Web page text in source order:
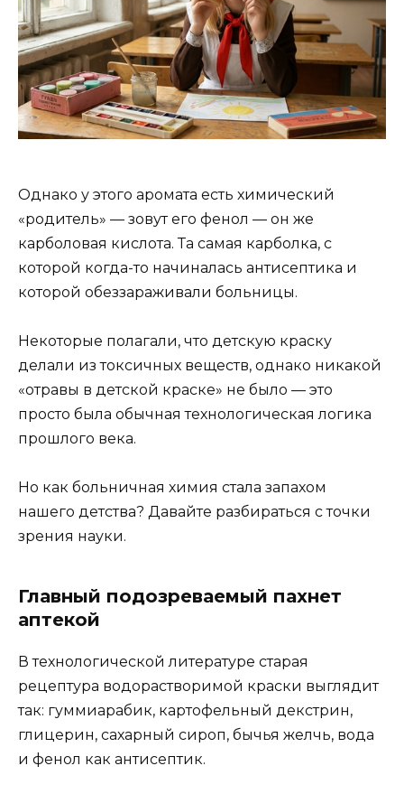
Однако у этого аромата есть химический
«родитель» — зовут его фенол — он же
карболовая кислота. Та самая карболка, с
которой когда-то начиналась антисептика и
которой обеззараживали больницы.
Некоторые полагали, что детскую краску
делали из токсичных веществ, однако никакой
«отравы в детской краске» не было — это
просто была обычная технологическая логика
прошлого века.
Но как больничная химия стала запахом
нашего детства? Давайте разбираться с точки
зрения науки.
Главный подозреваемый пахнет
аптекой
В технологической литературе старая
рецептура водорастворимой краски выглядит
так: гуммиарабик, картофельный декстрин,
глицерин, сахарный сироп, бычья желчь, вода
и фенол как антисептик.